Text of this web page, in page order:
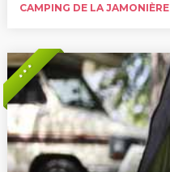
CAMPING DE LA JAMONIÈRE
* * *